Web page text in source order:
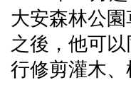
大安森林公
之後，他可
行修剪灌木